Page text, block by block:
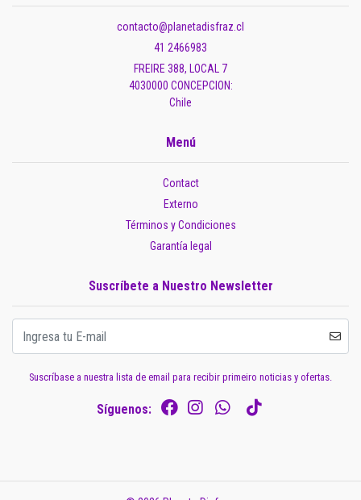
contacto@planetadisfraz.cl
41 2466983
FREIRE 388, LOCAL 7
4030000 CONCEPCION:
Chile
Menú
Contact
Externo
Términos y Condiciones
Garantía legal
Suscríbete a Nuestro Newsletter
Suscríbase a nuestra lista de email para recibir primeiro noticias y ofertas.
Síguenos: